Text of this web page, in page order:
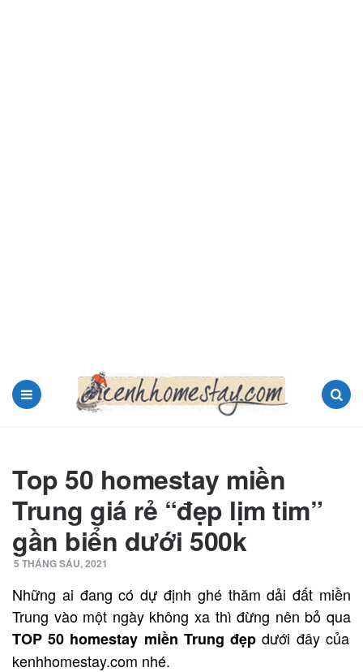
Top 50 homestay miền
Trung giá rẻ “đẹp lịm tim”
gần biển dưới 500k
5 THÁNG SÁU, 2021
Những ai đang có dự định ghé thăm dải đất miền
Trung vào một ngày không xa thì đừng nên bỏ qua
TOP 50 homestay miền Trung đẹp dưới đây của
kenhhomestay.com nhé.